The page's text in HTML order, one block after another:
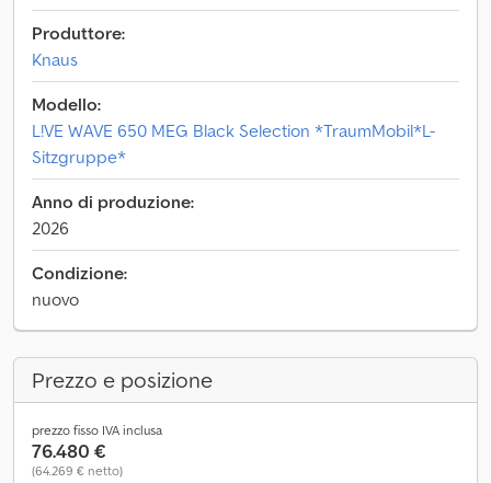
Produttore:
Knaus
Modello:
L!VE WAVE 650 MEG Black Selection *TraumMobil*L-
Sitzgruppe*
Anno di produzione:
2026
Condizione:
nuovo
Prezzo e posizione
prezzo fisso IVA inclusa
76.480 €
(64.269 € netto)